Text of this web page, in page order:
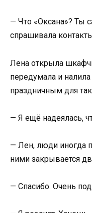
— Что «Оксана»? Ты
спрашивала
Лена открыла
передумала и
праздничным для
— Я ещё надеялась,
— Лен, люди иногда
ними закрывается
— Спасибо. Очень